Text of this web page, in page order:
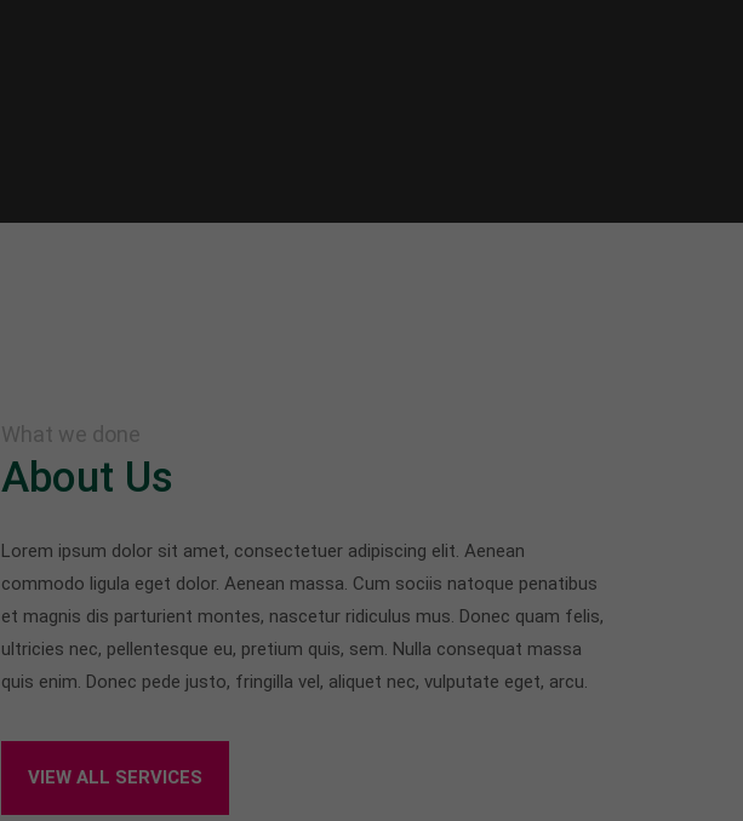
What we done
About Us
Lorem ipsum dolor sit amet, consectetuer adipiscing elit. Aenean
commodo ligula eget dolor. Aenean massa. Cum sociis natoque penatibus
et magnis dis parturient montes, nascetur ridiculus mus. Donec quam felis,
ultricies nec, pellentesque eu, pretium quis, sem. Nulla consequat massa
quis enim. Donec pede justo, fringilla vel, aliquet nec, vulputate eget, arcu.
VIEW ALL SERVICES